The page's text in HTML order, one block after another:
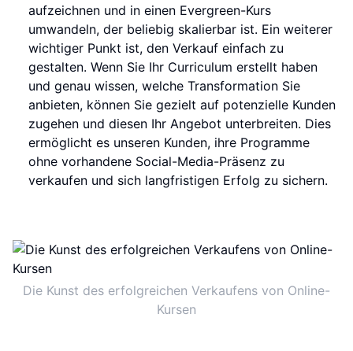
aufzeichnen und in einen Evergreen-Kurs
umwandeln, der beliebig skalierbar ist. Ein weiterer
wichtiger Punkt ist, den Verkauf einfach zu
gestalten. Wenn Sie Ihr Curriculum erstellt haben
und genau wissen, welche Transformation Sie
anbieten, können Sie gezielt auf potenzielle Kunden
zugehen und diesen Ihr Angebot unterbreiten. Dies
ermöglicht es unseren Kunden, ihre Programme
ohne vorhandene Social-Media-Präsenz zu
verkaufen und sich langfristigen Erfolg zu sichern.
Die Kunst des erfolgreichen Verkaufens von Online-
Kursen